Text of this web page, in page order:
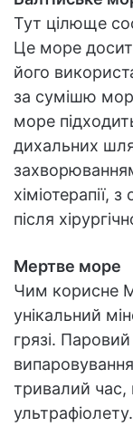
Тут цілюще
Це море
його
за сумішю
море
дихальних
хіміотерапії,
після
Мертве море
Чим корисне
унікальний
грязі.
тривалий час,